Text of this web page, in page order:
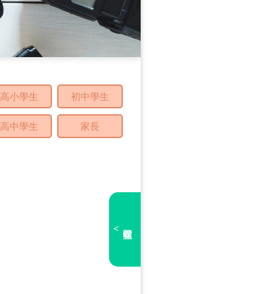
高小學生 初中學生
高中學生 家長
<